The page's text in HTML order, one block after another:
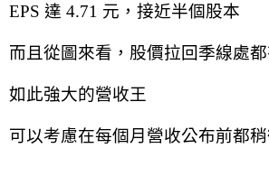
EPS 達 4.71 元，接近半個股本
而且從圖來看，股價拉回季線處
如此強大的營收王
可以考慮在每個月營收公布前都稍